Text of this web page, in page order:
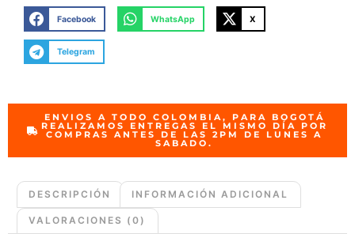
Facebook WhatsApp X
Telegram
ENVIOS A TODO COLOMBIA, PARA BOGOTÁ
REALIZAMOS ENTREGAS EL MISMO DÍA POR
COMPRAS ANTES DE LAS 2PM DE LUNES A
SABADO.
DESCRIPCIÓN INFORMACIÓN ADICIONAL
VALORACIONES (0)